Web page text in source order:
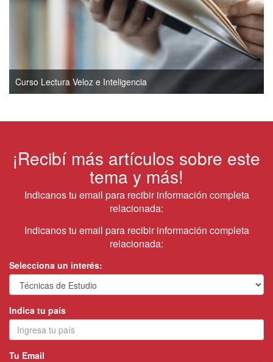
Curso Lectura Veloz e Inteligencia
¡Recibí más artículos sobre este
tema y más!
Indicanos tu email para recibir información completa
relacionada:
Indicanos tu email para recibir información completa
relacionada:
Selecciona un interés:
Indica tu país
Tu Email